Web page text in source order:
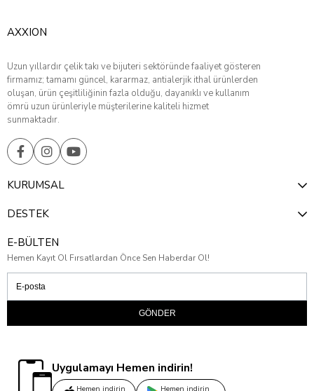
AXXION
Uzun yıllardır çelik takı ve bijuteri sektöründe faaliyet gösteren
firmamız; tamamı güncel, kararmaz, antialerjik ithal ürünlerden
oluşan, ürün çeşitliliğinin fazla olduğu, dayanıklı ve kullanım
ömrü uzun ürünleriyle müşterilerine kaliteli hizmet
sunmaktadır.
KURUMSAL
DESTEK
E-BÜLTEN
Hemen Kayıt Ol Fırsatlardan Önce Sen Haberdar Ol!
GÖNDER
Uygulamayı Hemen indirin!
Hemen indirin Hemen indirin